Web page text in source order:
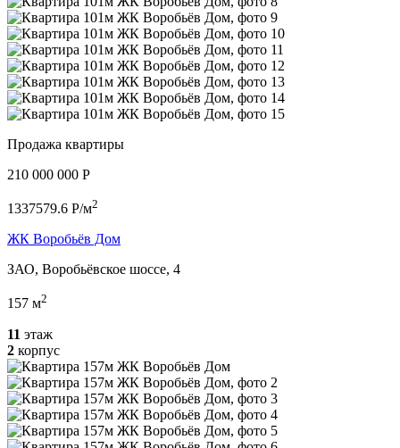
Продажа квартиры
210 000 000 P
1337579.6 P/м2
ЖК Воробьёв Дом
ЗАО, Воробьёвское шоссе, 4
157 м2
11 этаж
2 корпус